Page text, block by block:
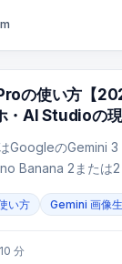
の使い方【
・AI Studioの
GoogleのGemini 3
Banana 2または
AI Studio/APIです。
い方 Gemini 画像
10 分